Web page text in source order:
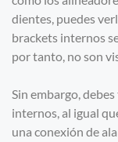
dientes, puedes
brackets internos
por tanto, no son
Sin embargo,
internos, al igual
una conexión de